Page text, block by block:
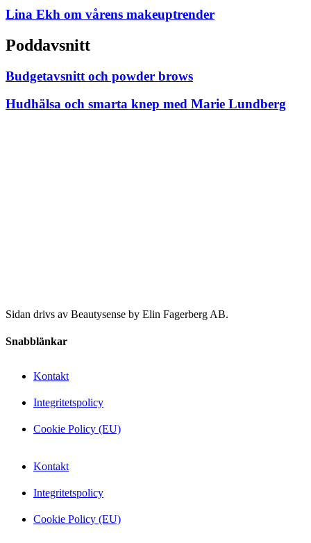
Lina Ekh om vårens makeuptrender
Poddavsnitt
Budgetavsnitt och powder brows
Hudhälsa och smarta knep med Marie Lundberg
Sidan drivs av Beautysense by Elin Fagerberg AB.
Snabblänkar
Kontakt
Integritetspolicy
Cookie Policy (EU)
Kontakt
Integritetspolicy
Cookie Policy (EU)